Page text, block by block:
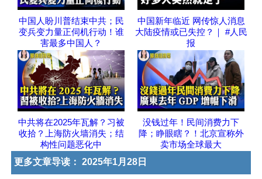
中国人盼川普结束中共；民
变兵变力量正伺机行动！谁
害最多中国人？
中国新年临近 网传惊人消息
大陆疫情或已失控？｜ #人民
报
中共将在2025年瓦解？习被
收拾？上海防火墙消失；结
构性问题恶化中
没钱过年！民间消费力下
降；睁眼瞎？！北京宣称外
卖市场全球最大
更多文章导读： 2025年1月28日